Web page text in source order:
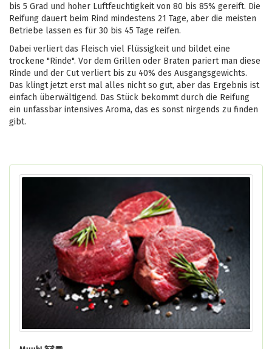
bis 5 Grad und hoher Luftfeuchtigkeit von 80 bis 85% gereift. Die
Reifung dauert beim Rind mindestens 21 Tage, aber die meisten
Betriebe lassen es für 30 bis 45 Tage reifen.
Dabei verliert das Fleisch viel Flüssigkeit und bildet eine
trockene "Rinde". Vor dem Grillen oder Braten pariert man diese
Rinde und der Cut verliert bis zu 40% des Ausgangsgewichts.
Das klingt jetzt erst mal alles nicht so gut, aber das Ergebnis ist
einfach überwältigend. Das Stück bekommt durch die Reifung
ein unfassbar intensives Aroma, das es sonst nirgends zu finden
gibt.